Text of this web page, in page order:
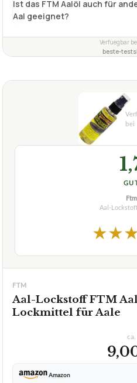
Ist das FTM Aalöl auch für
Aal geeignet?
Verfuegbar
beste-
Ftm
Aal-
★★
FTM
Aal-Lockstoff FTM
Lockmittel für Aale
ca.
Amazon